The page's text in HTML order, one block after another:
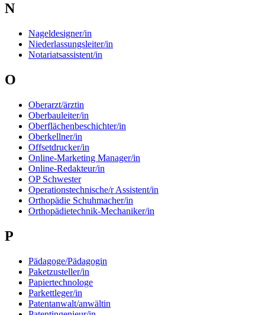
N
Nageldesigner/in
Niederlassungsleiter/in
Notariatsassistent/in
O
Oberarzt/ärztin
Oberbauleiter/in
Oberflächenbeschichter/in
Oberkellner/in
Offsetdrucker/in
Online-Marketing Manager/in
Online-Redakteur/in
OP Schwester
Operationstechnische/r Assistent/in
Orthopädie Schuhmacher/in
Orthopädietechnik-Mechaniker/in
P
Pädagoge/Pädagogin
Paketzusteller/in
Papiertechnologe
Parkettleger/in
Patentanwalt/anwältin